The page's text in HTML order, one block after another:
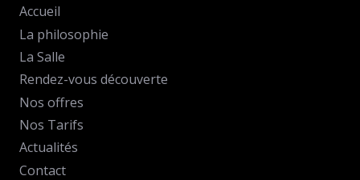
Accueil
La philosophie
La Salle
Rendez-vous découverte
Nos offres
Nos Tarifs
Actualités
Contact